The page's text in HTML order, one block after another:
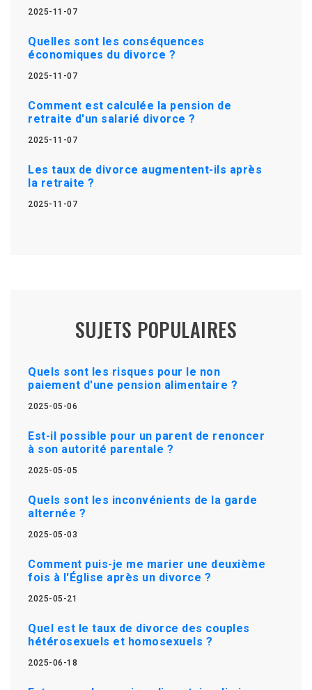
2025-11-07
Quelles sont les conséquences
économiques du divorce ?
2025-11-07
Comment est calculée la pension de
retraite d'un salarié divorce ?
2025-11-07
Les taux de divorce augmentent-ils après
la retraite ?
2025-11-07
SUJETS POPULAIRES
Quels sont les risques pour le non
paiement d'une pension alimentaire ?
2025-05-06
Est-il possible pour un parent de renoncer
à son autorité parentale ?
2025-05-05
Quels sont les inconvénients de la garde
alternée ?
2025-05-03
Comment puis-je me marier une deuxième
fois à l'Église après un divorce ?
2025-05-21
Quel est le taux de divorce des couples
hétérosexuels et homosexuels ?
2025-06-18